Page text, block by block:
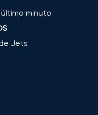
minuto
Jets